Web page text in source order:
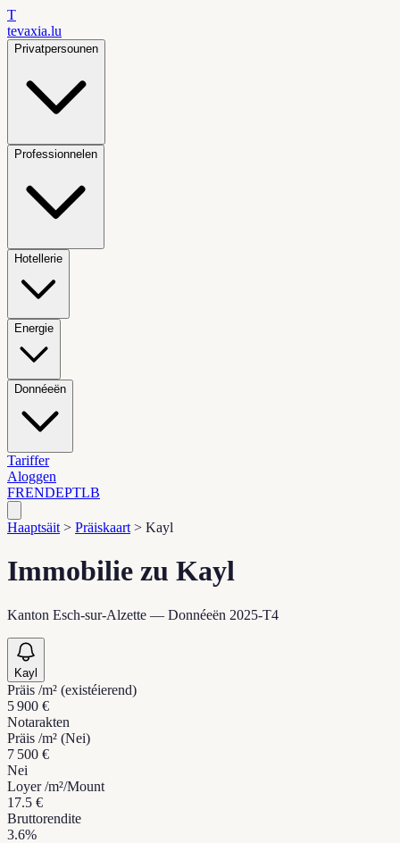
T
tevaxia.lu
Privatpersounen
Professionnelen
Hotellerie
Energie
Donnéeën
Tariffer
Aloggen
FRENDEPTLB
Haaptsäit > Präiskaart > Kayl
Immobilie zu Kayl
Kanton Esch-sur-Alzette — Donnéeën 2025-T4
Kayl
Präis /m² (existéierend)
5 900 €
Notarakten
Präis /m² (Nei)
7 500 €
Nei
Loyer /m²/Mount
17.5 €
Bruttorendite
3.6%